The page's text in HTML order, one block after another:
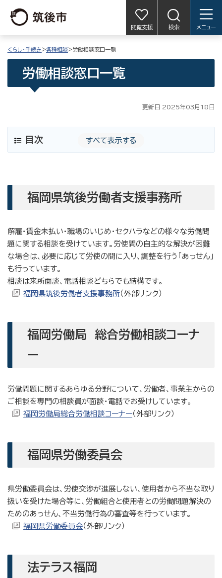
閲覧支援 検索 メニュー
くらし・手続き>各種相談>労働相談窓口一覧
労働相談窓口一覧
更新日 2025年03月18日
目次 すべて表示する
福岡県筑後労働者支援事務所
解雇・賃金未払い・職場のいじめ・セクハラなどの様々な労働問
題に関する相談を受けています。労使間の自主的な解決が困難
な場合は、必要に応じて労使の間に入り、調整を行う「あっせん」
も行っています。
相談は来所面談、電話相談どちらでも結構です。
福岡県筑後労働者支援事務所（外部リンク）
福岡労働局 総合労働相談コーナ
ー
労働問題に関するあらゆる分野について、労働者、事業主からの
ご相談を専門の相談員が面談・電話でお受けしています。
福岡労働局総合労働相談コーナー（外部リンク）
福岡県労働委員会
県労働委員会は、労使交渉が進展しない、使用者から不当な取り
扱いを受けた場合等に、労働組合と使用者との労働問題解決の
ためのあっせん、不当労働行為の審査等を行っています。
福岡県労働委員会（外部リンク）
法テラス福岡